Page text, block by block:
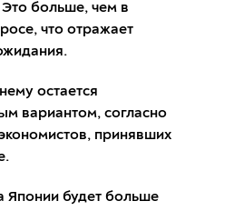
больше, чем в
что отражает
остается
вариантом, согласно
принявших
Японии будет больше